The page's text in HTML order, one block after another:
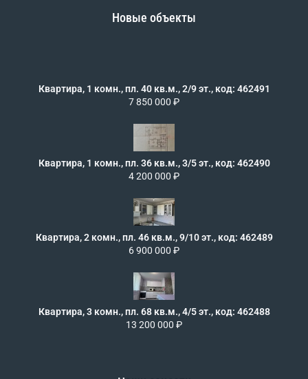
Новые объекты
Квартира, 1 комн., пл. 40 кв.м., 2/9 эт., код: 462491
7 850 000 ₽
Квартира, 1 комн., пл. 36 кв.м., 3/5 эт., код: 462490
4 200 000 ₽
Квартира, 2 комн., пл. 46 кв.м., 9/10 эт., код: 462489
6 900 000 ₽
Квартира, 3 комн., пл. 68 кв.м., 4/5 эт., код: 462488
13 200 000 ₽